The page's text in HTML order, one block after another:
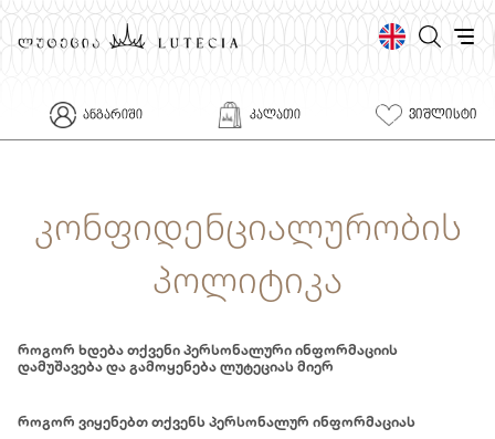
ᲐᲜᲒᲐᲠᲘᲨᲘ ᲙᲐᲚᲐᲗᲘ ᲕᲘᲨᲚᲘᲡᲢᲘ
კონფიდენციალურობის
პოლიტიკა
როგორ ხდება თქვენი პერსონალური ინფორმაციის
დამუშავება და გამოყენება ლუტეციას მიერ
როგორ ვიყენებთ თქვენს პერსონალურ ინფორმაციას